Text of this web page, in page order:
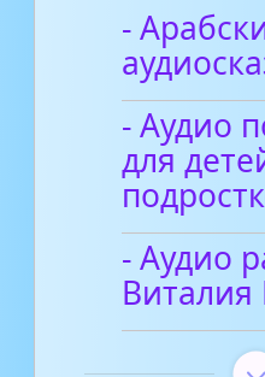
-
- Аудио
для
- Аудио
Виталия